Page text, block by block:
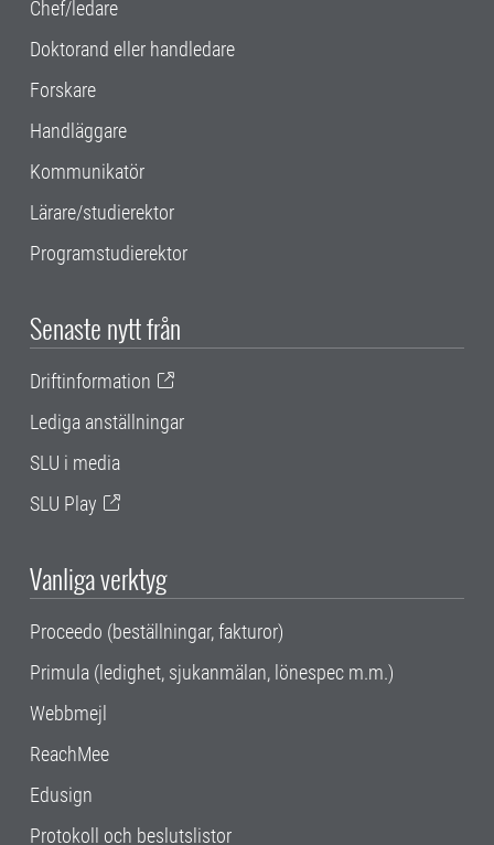
Chef/ledare
Doktorand eller handledare
Forskare
Handläggare
Kommunikatör
Lärare/studierektor
Programstudierektor
Senaste nytt från
Driftinformation
Lediga anställningar
SLU i media
SLU Play
Vanliga verktyg
Proceedo (beställningar, fakturor)
Primula (ledighet, sjukanmälan, lönespec m.m.)
Webbmejl
ReachMee
Edusign
Protokoll och beslutslistor